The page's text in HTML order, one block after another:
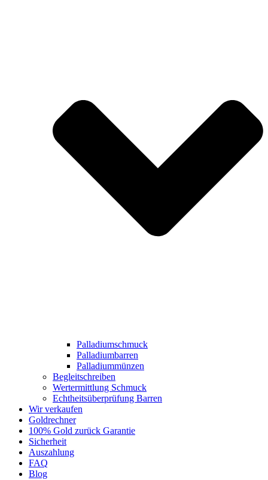
Palladiumschmuck
Palladiumbarren
Palladiummünzen
Begleitschreiben
Wertermittlung Schmuck
Echtheitsüberprüfung Barren
Wir verkaufen
Goldrechner
100% Gold zurück Garantie
Sicherheit
Auszahlung
FAQ
Blog